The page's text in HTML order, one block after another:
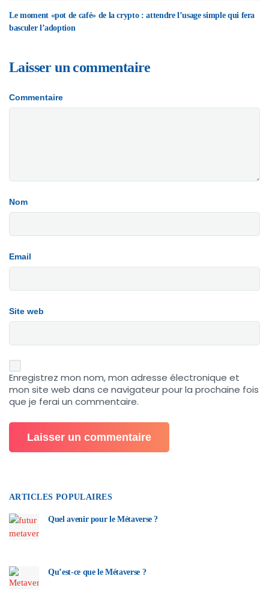
Le moment «pot de café» de la crypto : attendre l’usage simple qui fera
basculer l’adoption
Laisser un commentaire
Commentaire
Nom
Email
Site web
Enregistrez mon nom, mon adresse électronique et
mon site web dans ce navigateur pour la prochaine fois
que je ferai un commentaire.
ARTICLES POPULAIRES
Quel avenir pour le Métaverse ?
Qu’est-ce que le Métaverse ?